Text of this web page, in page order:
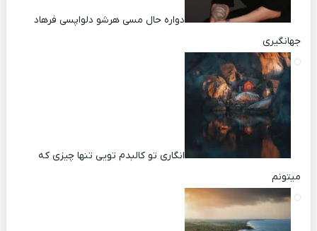
دواره حال مسی هرشو دلواپسی فرهاد
جهانگیری
انگاری تو کالبدم تویی تنها چیزی که
میتونم